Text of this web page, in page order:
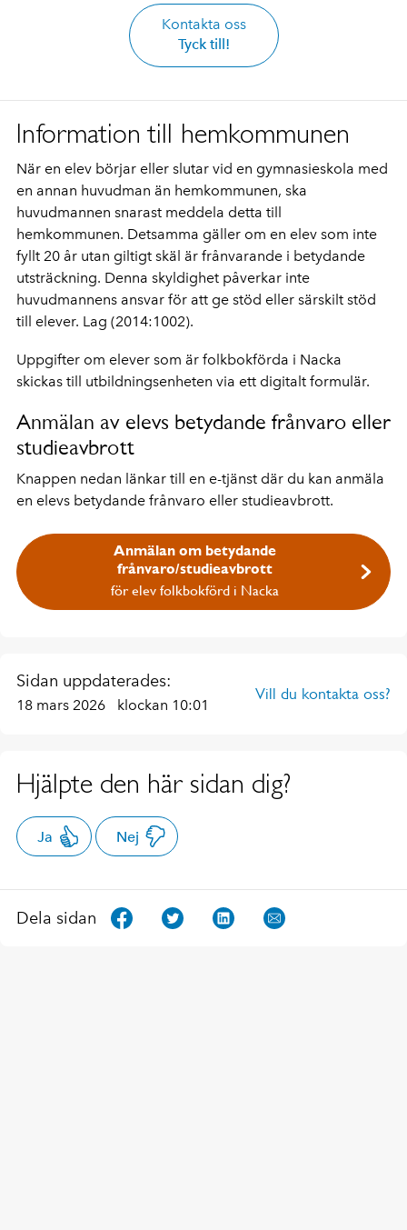
Kontakta oss
Tyck till!
Information till hemkommunen
När en elev börjar eller slutar vid en gymnasieskola med
en annan huvudman än hemkommunen, ska
huvudmannen snarast meddela detta till
hemkommunen. Detsamma gäller om en elev som inte
fyllt 20 år utan giltigt skäl är frånvarande i betydande
utsträckning. Denna skyldighet påverkar inte
huvudmannens ansvar för att ge stöd eller särskilt stöd
till elever. Lag (2014:1002).
Uppgifter om elever som är folkbokförda i Nacka
skickas till utbildningsenheten via ett digitalt formulär.
Anmälan av elevs betydande frånvaro eller
studieavbrott
Knappen nedan länkar till en e-tjänst där du kan anmäla
en elevs betydande frånvaro eller studieavbrott.
Anmälan om betydande
frånvaro/studieavbrott
för elev folkbokförd i Nacka
Sidan uppdaterades:
18 mars 2026 klockan 10:01
Vill du kontakta oss?
Hjälpte den här sidan dig?
Ja Nej
Dela sidan